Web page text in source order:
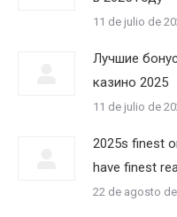
11 de julio de
Лучшие
казино 2025
11 de julio de
2025s finest
have finest
22 de agosto